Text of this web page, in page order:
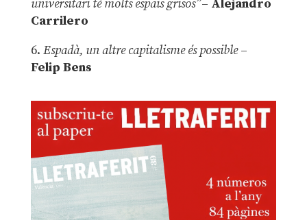
universitari té molts espais grisos”– Alejandro
Carrilero
6. Espadà, un altre capitalisme és possible –
Felip Bens